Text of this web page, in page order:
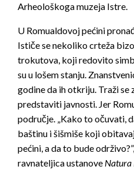
Arheološkoga muzeja Istre.
U Romualdovoj pećini
Ističe se nekoliko crteža
trokutova, koji redovito
su u lošem stanju.
godine da ih otkriju. Traži se
predstaviti javnosti. Jer
područje. „Kako to očuvati,
baštinu i šišmiše koji
pećini, a da to bude
ravnateljica ustanove Natura